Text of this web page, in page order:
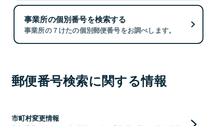
事業所の個別番号を検索する
事業所の７けたの個別郵便番号をお調べします。
郵便番号検索に関する情報
市町村変更情報